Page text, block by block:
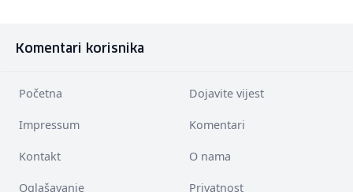
Komentari korisnika
Početna Dojavite vijest
Impressum Komentari
Kontakt O nama
Oglašavanje Privatnost